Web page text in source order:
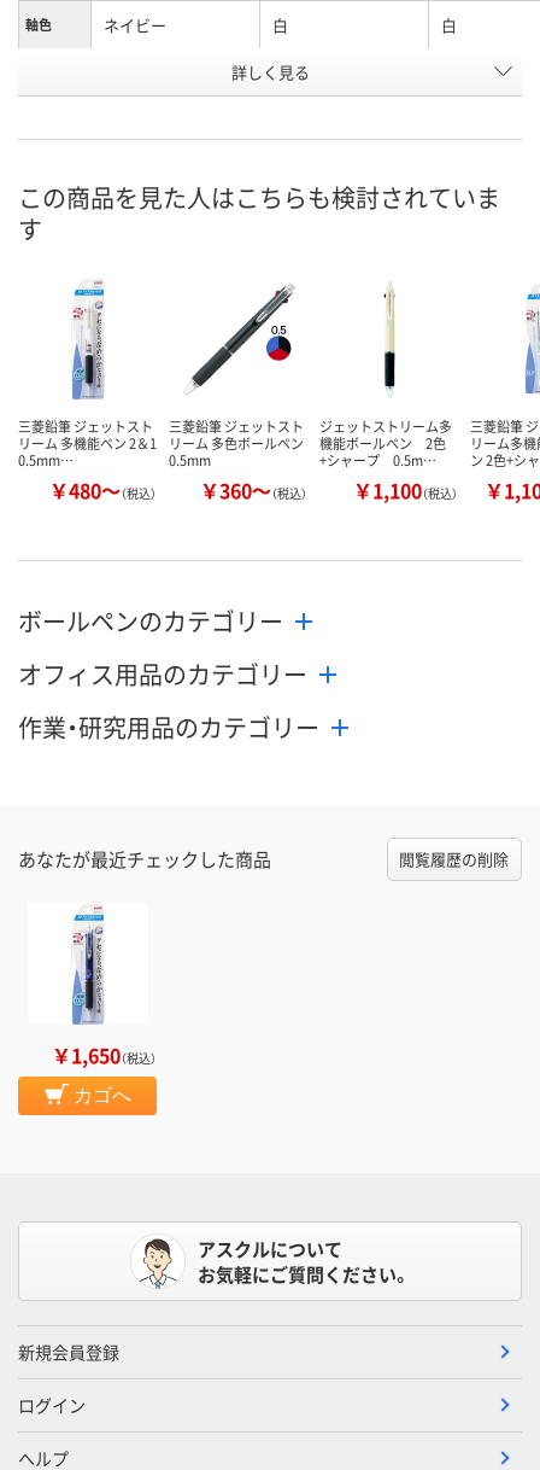
軸色 ネイビー 白 白
P133646 XN22451
カゴへ カ
詳しく見る
この商品を見た人はこちらも検討されていま
す
三菱鉛筆 ジェットスト
リーム 多機能ペン 2＆1
0.5mm…
￥480～（税込）
三菱鉛筆 ジェットスト
リーム 多色ボールペン
0.5mm
￥360～（税込）
ジェットストリーム多
機能ボールペン 2色
+シャープ 0.5m…
￥1,100（税込）
三菱鉛筆
リーム多
ン 2色+シ
￥
ボールペンのカテゴリー
オフィス用品のカテゴリー
作業・研究用品のカテゴリー
あなたが最近チェックした商品 閲覧履歴の削除
￥1,650（税込）
カゴへ
アスクルについて
お気軽にご質問ください。
新規会員登録
ログイン
ヘルプ